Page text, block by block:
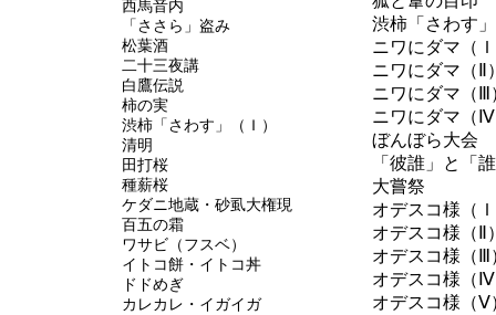
西馬音内
「ささら」盗み
松葉酒
二十三夜講
白鷹伝説
柿の実
渋柿「さわす」（Ｉ）
清明
田打桜
種薪桜
ケダニ地蔵・砂虱大権現
百五の霜
ワサビ（フスベ）
イトコ餅・イトコ丼
ドドめぎ
カレカレ・イガイガ
渋柿「さわす
ニワにダマ（
ニワにダマ（Ⅱ
ニワにダマ（Ⅲ
ニワにダマ（
ぼんぼら大会
「彼誰」と「
大嘗祭
オデスコ様（
オデスコ様（Ⅱ
オデスコ様（Ⅲ
オデスコ様（
オデスコ様（Ⅴ